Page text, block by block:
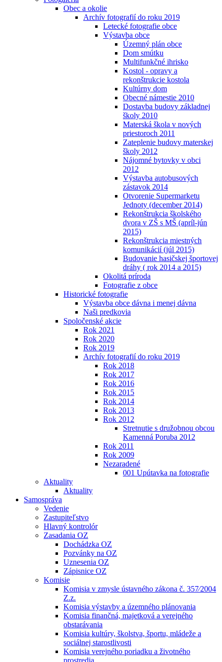
Obec a okolie
Archív fotografií do roku 2019
Letecké fotografie obce
Výstavba obce
Územný plán obce
Dom smútku
Multifunkčné ihrisko
Kostol - opravy a
rekonštrukcie kostola
Kultúrny dom
Obecné námestie 2010
Dostavba budovy základnej
školy 2010
Materská škola v nových
priestoroch 2011
Zateplenie budovy materskej
školy 2012
Nájomné bytovky v obci
2012
Výstavba autobusových
zástavok 2014
Otvorenie Supermarketu
Jednoty (december 2014)
Rekonštrukcia školského
dvora v ZŠ s MŠ (apríl-jún
2015)
Rekonštrukcia miestných
komunikácií (júl 2015)
Budovanie hasičskej športovej
dráhy ( rok 2014 a 2015)
Okolitá príroda
Fotografie z obce
Historické fotografie
Výstavba obce dávna i menej dávna
Naši predkovia
Spoločenské akcie
Rok 2021
Rok 2020
Rok 2019
Archív fotografií do roku 2019
Rok 2018
Rok 2017
Rok 2016
Rok 2015
Rok 2014
Rok 2013
Rok 2012
Stretnutie s družobnou obcou
Kamenná Poruba 2012
Rok 2011
Rok 2009
Nezaradené
001 Upútavka na fotografie
Aktuality
Aktuality
Samospráva
Vedenie
Zastupiteľstvo
Hlavný kontrolór
Zasadania OZ
Dochádzka OZ
Pozvánky na OZ
Uznesenia OZ
Zápisnice OZ
Komisie
Komisia v zmysle ústavného zákona č. 357⁄2004
Z.z.
Komisia výstavby a územného plánovania
Komisia finančná, majetková a verejného
obstarávania
Komisia kultúry, školstva, športu, mládeže a
sociálnej starostlivosti
Komisia verejného poriadku a životného
prostredia